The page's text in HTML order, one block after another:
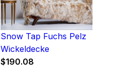
Snow Tap Fuchs Pelz
Wickeldecke
$190.08